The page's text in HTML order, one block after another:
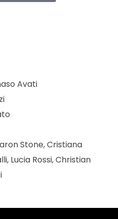
Avati
Stone, Cristiana
Lucia Rossi, Christian